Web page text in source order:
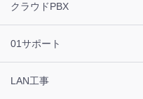
クラウドPBX
01サポート
LAN工事